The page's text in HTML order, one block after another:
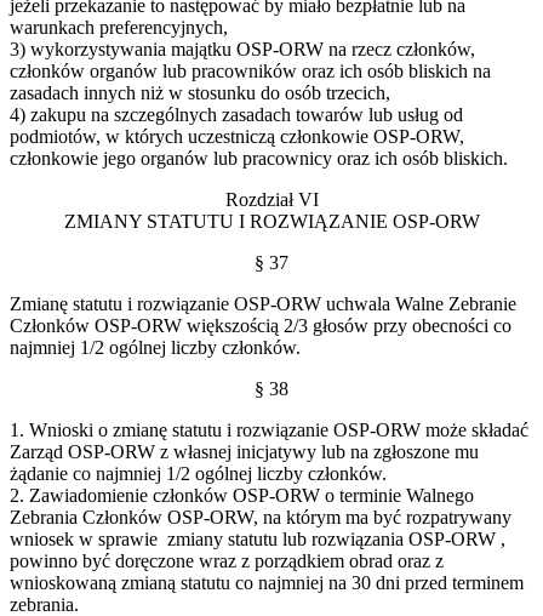
jeżeli przekazanie to następować by miało bezpłatnie lub na
warunkach preferencyjnych,
3) wykorzystywania majątku OSP-ORW na rzecz członków,
członków organów lub pracowników oraz ich osób bliskich na
zasadach innych niż w stosunku do osób trzecich,
4) zakupu na szczególnych zasadach towarów lub usług od
podmiotów, w których uczestniczą członkowie OSP-ORW,
członkowie jego organów lub pracownicy oraz ich osób bliskich.
Rozdział VI
ZMIANY STATUTU I ROZWIĄZANIE OSP-ORW
§ 37
Zmianę statutu i rozwiązanie OSP-ORW uchwala Walne Zebranie
Członków OSP-ORW większością 2/3 głosów przy obecności co
najmniej 1/2 ogólnej liczby członków.
§ 38
1. Wnioski o zmianę statutu i rozwiązanie OSP-ORW może składać
Zarząd OSP-ORW z własnej inicjatywy lub na zgłoszone mu
żądanie co najmniej 1/2 ogólnej liczby członków.
2. Zawiadomienie członków OSP-ORW o terminie Walnego
Zebrania Członków OSP-ORW, na którym ma być rozpatrywany
wniosek w sprawie zmiany statutu lub rozwiązania OSP-ORW ,
powinno być doręczone wraz z porządkiem obrad oraz z
wnioskowaną zmianą statutu co najmniej na 30 dni przed terminem
zebrania.